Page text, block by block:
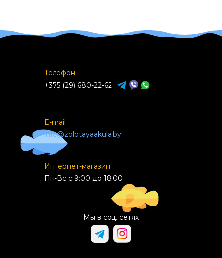
Телефон
+375 (29) 680-22-62
E-mail
info@zolotayaakula.by
Интернет-магазин
Пн-Вс с 9:00 до 18:00
Мы в соц. сетях